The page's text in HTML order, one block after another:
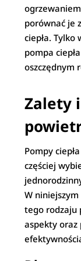
porównać je
ciepła.
pompa
oszczędnym
Zalety
Pompy
częściej
W
tego rodzaju
aspekty oraz